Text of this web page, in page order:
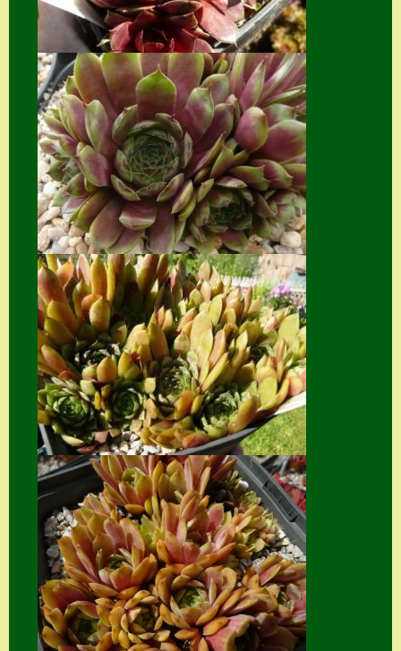
Shop
Suche
Sue Thomas
Translator
Versand
Versand von
Semps
Warenkorb
Warenkorb
Widerrufsbelehru
ng
Zahlung
Zahlungs- &
Versandinfos
Zubehör
Zubehör